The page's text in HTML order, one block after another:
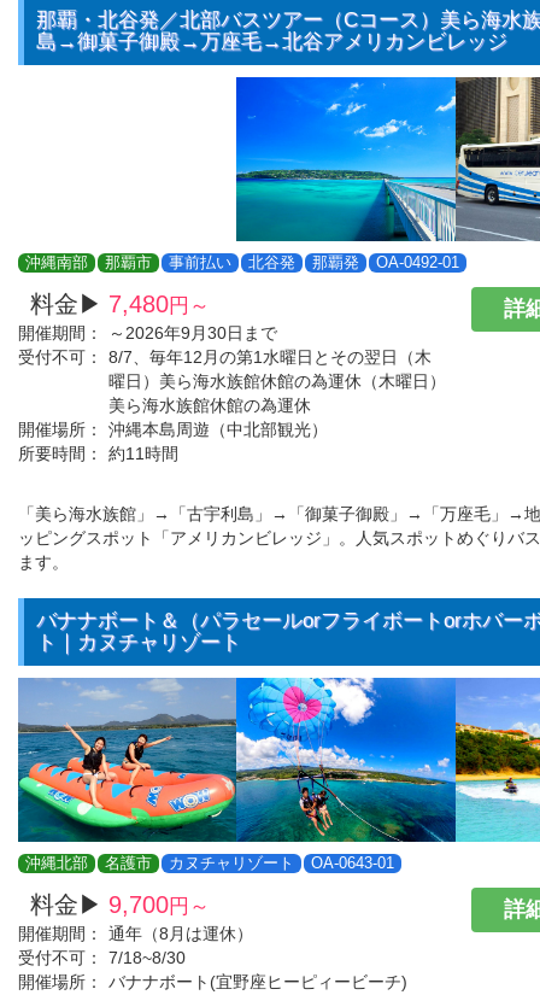
那覇・北谷発／北部バスツアー（Cコース）美ら海水
島→御菓子御殿→万座毛→北谷アメリカンビレッジ
沖縄南部 那覇市 事前払い 北谷発 那覇発 OA-0492-01
料金▶ 7,480円～
開催期間：
～2026年9月30日まで
受付不可：
8/7、毎年12月の第1水曜日とその翌日（木
曜日）美ら海水族館休館の為運休（木曜日）
美ら海水族館休館の為運休
開催場所：
沖縄本島周遊（中北部観光）
所要時間：
約11時間
詳
「美ら海水族館」→「古宇利島」→「御菓子御殿」→「万座毛」→
ッピングスポット「アメリカンビレッジ」。人気スポットめぐりバ
ます。
バナナボート＆（パラセールorフライボートorホバー
ト｜カヌチャリゾート
沖縄北部 名護市 カヌチャリゾート OA-0643-01
料金▶ 9,700円～
開催期間：
通年（8月は運休）
受付不可：
7/18~8/30
開催場所：
バナナボート(宜野座ヒーピィービーチ)
詳